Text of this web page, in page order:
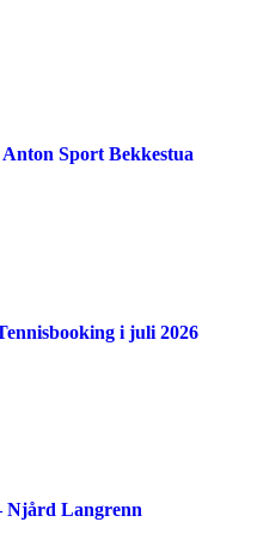
Sport Bekkestua
i juli 2026
Njård Langrenn